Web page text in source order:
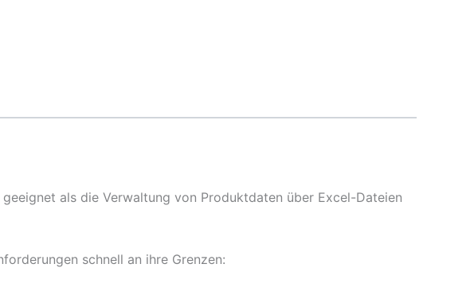
als die Verwaltung von Produktdaten über Excel-Dateien
schnell an ihre Grenzen: